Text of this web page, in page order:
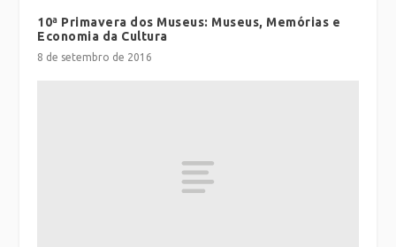
10ª Primavera dos Museus: Museus, Memórias e
Economia da Cultura
8 de setembro de 2016